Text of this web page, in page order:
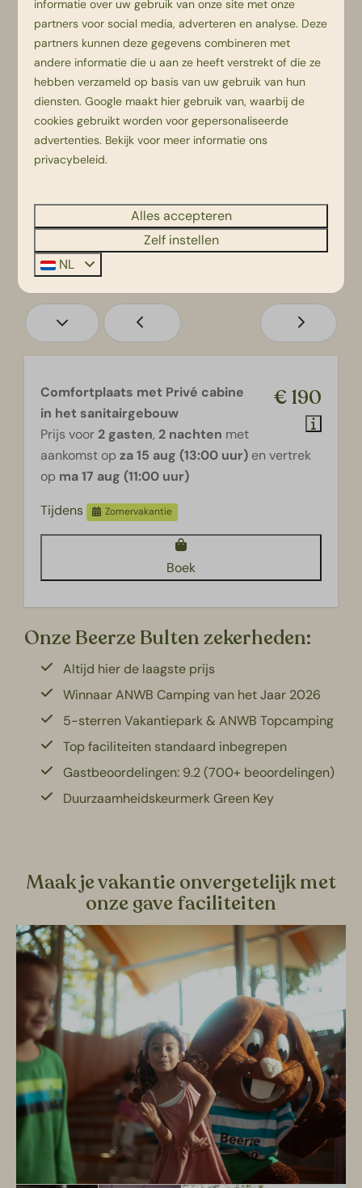
14 aug
16 aug
1 nacht
— —
2 nachten — € 190 —
3 nachten — —
4 nachten
6 nachten — — —
7 nachten
€ 190
Comfortplaats met Privé cabine
in het sanitairgebouw
Prijs voor 2 gasten, 2 nachten met
aankomst op za 15 aug (13:00 uur) en vertrek
op ma 17 aug (11:00 uur)
Tijdens
Zomervakantie
Boek
Onze Beerze Bulten zekerheden:
Altijd hier de laagste prijs
Winnaar ANWB Camping van het Jaar 2026
5-sterren Vakantiepark & ANWB Topcamping
Top faciliteiten standaard inbegrepen
Gastbeoordelingen: 9.2 (700+ beoordelingen)
Duurzaamheidskeurmerk Green Key
Maak je vakantie onvergetelijk met
onze gave faciliteiten
informatie over uw gebruik van onze site met onze
partners voor social media, adverteren en analyse. Deze
partners kunnen deze gegevens combineren met
andere informatie die u aan ze heeft verstrekt of die ze
hebben verzameld op basis van uw gebruik van hun
diensten.Google maakt hier gebruik van, waarbij de
cookies gebruikt worden voor gepersonaliseerde
advertenties. Bekijk voor meer informatie ons
privacybeleid.
Alles accepteren
Zelf instellen
NL